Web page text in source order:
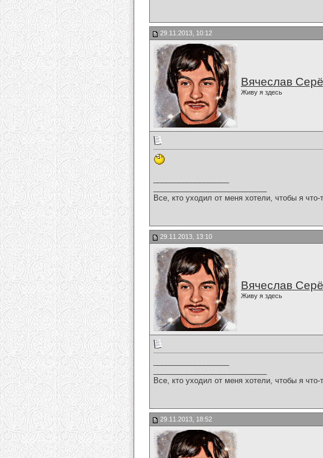
29.11.2013, 10:12
Вячеслав
Живу я здесь
Все, кто уходил от меня хотели, чтобы я
29.11.2013, 13:10
Вячеслав
Живу я здесь
Все, кто уходил от меня хотели, чтобы я
29.11.2013, 18:52